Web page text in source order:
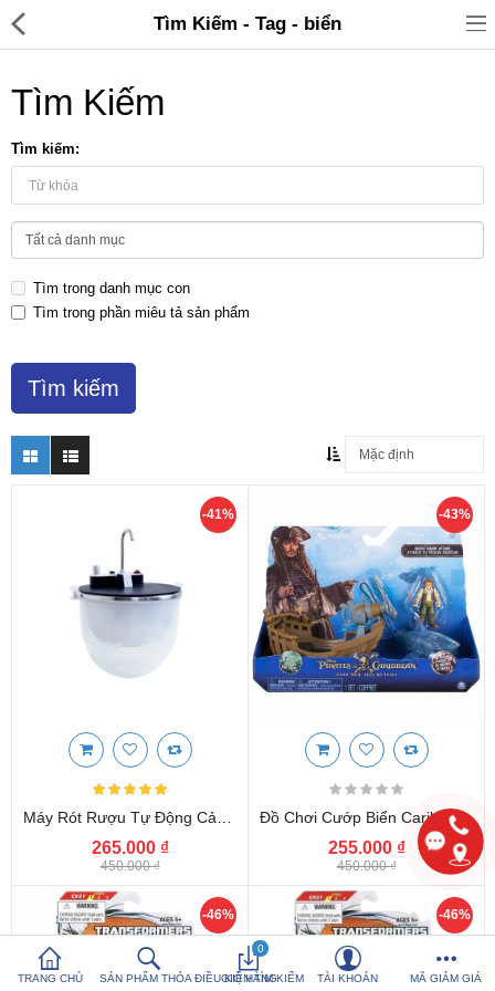
Điện gia dụng
Đồ tiện ích
Sản phẩm khác
Tin tức
phẩm (%s)
Tải App SanHangRe nhận Quà
TRANG CHỦ SẢN PHẨM THỎA ĐIỀU KIỆN TÌM KIẾM
0
GIỎ HÀNG TÀI KHOẢN MÃ GIẢM GIÁ
Tìm Kiếm - Tag - biển
Tìm Kiếm
Tìm kiếm:
Tìm trong danh mục con
Tìm trong phần miêu tả sản phẩm
-41%
265.000 ₫
450.000 ₫
-43%
Đồ Chơi Cướp Biển Caribe : Thuyền, Cá Mập Và Herry - Ghost Shark Attack
255.000 ₫
450.000 ₫
-46% -46%